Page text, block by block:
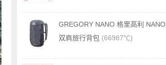
GREGORY NANO 格里高利 NANO
双肩旅行背包 (66987℃)